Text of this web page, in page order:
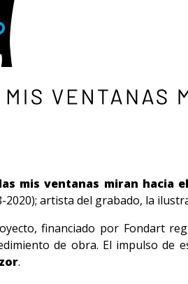
mis ventanas miran hacia
2020); artista del grabado, la
financiado por Fondart
de obra. El impulso de
.